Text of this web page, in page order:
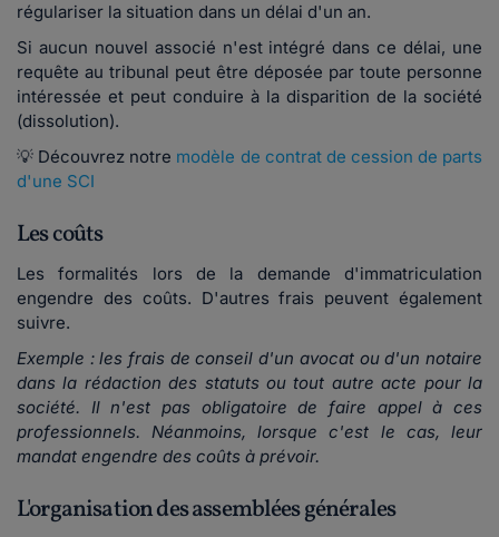
régulariser la situation dans un délai d'un an.
Si aucun nouvel associé n'est intégré dans ce délai, une
requête au tribunal peut être déposée par toute personne
intéressée et peut conduire à la disparition de la société
(dissolution).
💡 Découvrez notre modèle de contrat de cession de parts
d'une SCI
Les coûts
Les formalités lors de la demande d'immatriculation
engendre des coûts. D'autres frais peuvent également
suivre.
Exemple : les frais de conseil d'un avocat ou d'un notaire
dans la rédaction des statuts ou tout autre acte pour la
société. Il n'est pas obligatoire de faire appel à ces
professionnels. Néanmoins, lorsque c'est le cas, leur
mandat engendre des coûts à prévoir.
L'organisation des assemblées générales